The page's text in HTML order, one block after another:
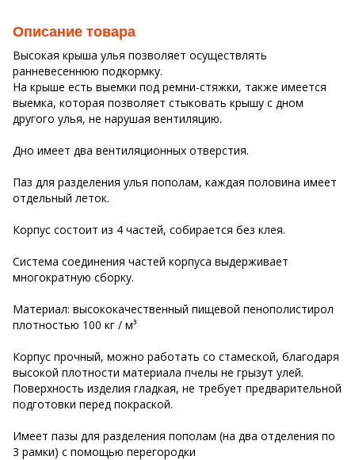
Описание товара
Высокая крыша улья позволяет осуществлять
ранневесеннюю подкормку.
На крыше есть выемки под ремни-стяжки, также имеется
выемка, которая позволяет стыковать крышу с дном
другого улья, не нарушая вентиляцию.
Дно имеет два вентиляционных отверстия.
Паз для разделения улья пополам, каждая половина имеет
отдельный леток.
Корпус состоит из 4 частей, собирается без клея.
Система соединения частей корпуса выдерживает
многократную сборку.
Материал: высококачественный пищевой пенополистирол
плотностью 100 кг / м³
Корпус прочный, можно работать со стамеской, благодаря
высокой плотности материала пчелы не грызут улей.
Поверхность изделия гладкая, не требует предварительной
подготовки перед покраской.
Имеет пазы для разделения пополам (на два отделения по
3 рамки) с помощью перегородки